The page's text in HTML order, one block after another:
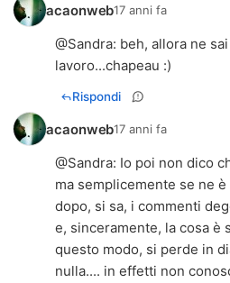
acaonweb17 anni fa
@Sandra: beh, allora ne
lavoro...chapeau :)
Rispondi
acaonweb17 anni fa
@Sandra: Io poi non dico
ma semplicemente se ne
dopo, si sa, i commenti
e, sinceramente, la cosa è
questo modo, si perde in
nulla.... in effetti non